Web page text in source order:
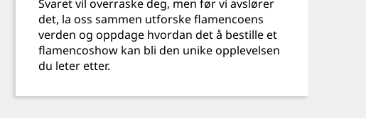
Svaret vil overraske deg, men før vi avslører
det, la oss sammen utforske flamencoens
verden og oppdage hvordan det å bestille et
flamencoshow kan bli den unike opplevelsen
du leter etter.